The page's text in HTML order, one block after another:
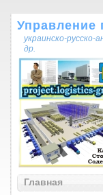
Управление
украинско-
др.
Главная